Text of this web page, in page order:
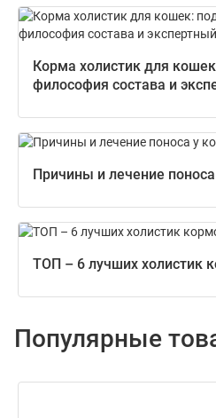
Корма холистик для
философия состава и
Причины и лечение
ТОП – 6 лучших холистик
Популярные